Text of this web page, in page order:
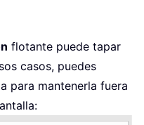
flotante puede tapar
casos, puedes
para mantenerla fuera